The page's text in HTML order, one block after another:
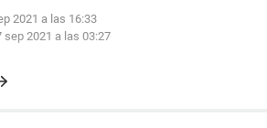
2021 a las 16:33
sep 2021 a las 03:27